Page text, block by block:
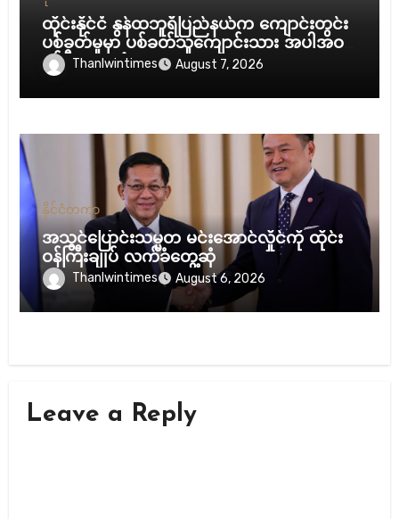
ထိုင်းနိုင်ငံ နွန်ထဘူရီပြည်နယ်က ကျောင်းတွင်း
ပစ်ခတ်မှုမှာ ပစ်ခတ်သူကျောင်းသား အပါအဝင်
နှစ်ဦး သေဆုံး
Thanlwintimes August 7, 2026
နိုင်ငံတကာ
အသွင်ပြောင်းသမ္မတ မင်းအောင်လှိုင်ကို ထိုင်း
ဝန်ကြီးချုပ် လက်ခံတွေ့ဆုံ
Thanlwintimes August 6, 2026
Leave a Reply